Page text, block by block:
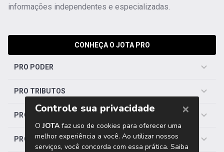
informações independentes e especializadas.
CONHEÇA O JOTA PRO
PRO PODER
PRO TRIBUTOS
PRO TRABALHISTA
PRO SAÚDE